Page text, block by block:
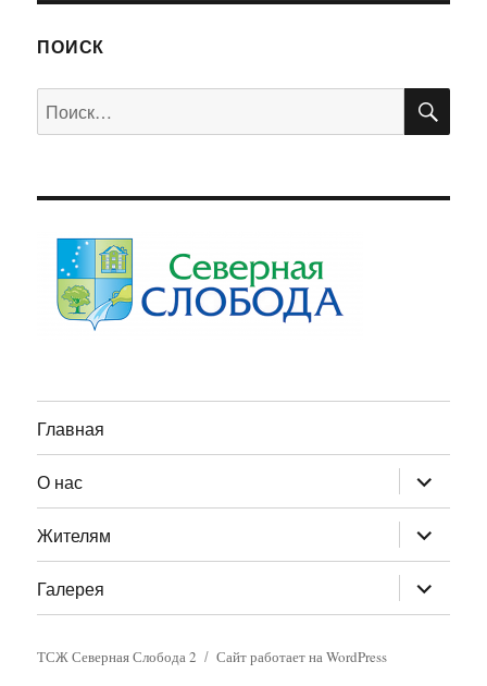
ПОИСК
Искать:
Главная
О нас раскрыть
дочернее
меню
Жителям
раскрыть
дочернее
меню
Галерея
раскрыть
дочернее
меню
ТСЖ Северная Слобода 2 Сайт работает на WordPress